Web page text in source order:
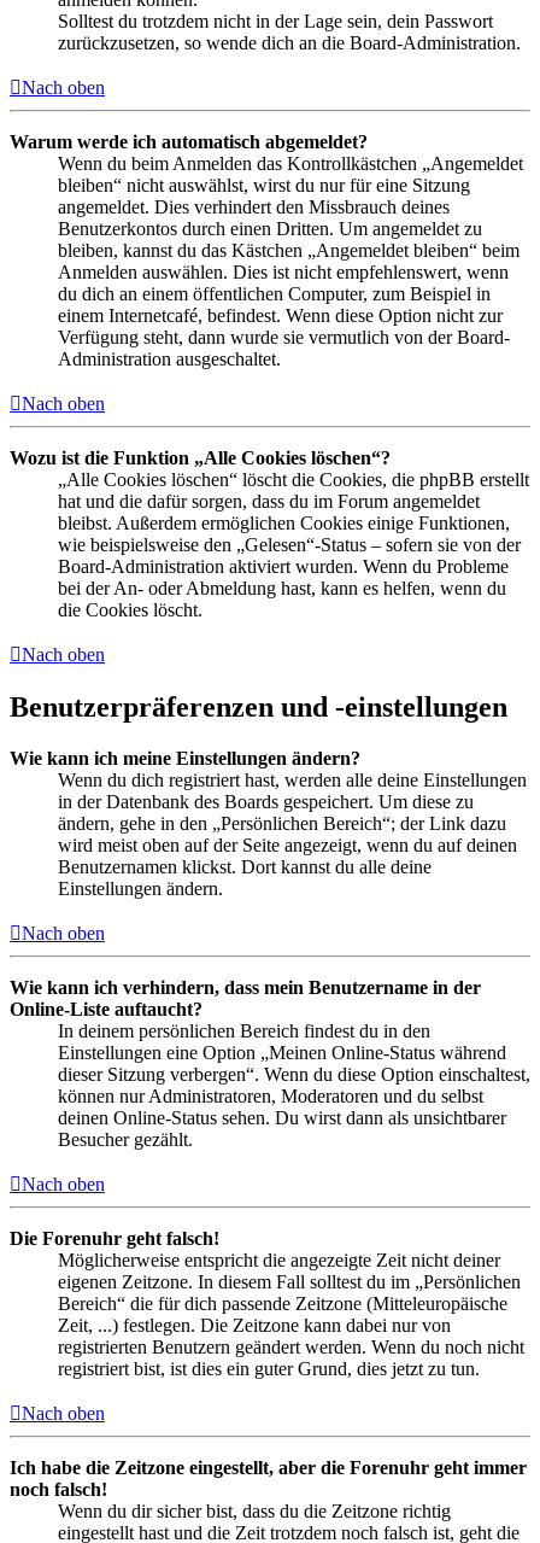
Solltest du trotzdem nicht in der Lage sein, dein Passwort
zurückzusetzen, so wende dich an die Board-Administration.
Nach oben
Warum werde ich automatisch abgemeldet?
Wenn du beim Anmelden das Kontrollkästchen „Angemeldet
bleiben“ nicht auswählst, wirst du nur für eine Sitzung
angemeldet. Dies verhindert den Missbrauch deines
Benutzerkontos durch einen Dritten. Um angemeldet zu
bleiben, kannst du das Kästchen „Angemeldet bleiben“ beim
Anmelden auswählen. Dies ist nicht empfehlenswert, wenn
du dich an einem öffentlichen Computer, zum Beispiel in
einem Internetcafé, befindest. Wenn diese Option nicht zur
Verfügung steht, dann wurde sie vermutlich von der Board-
Administration ausgeschaltet.
Nach oben
Wozu ist die Funktion „Alle Cookies löschen“?
„Alle Cookies löschen“ löscht die Cookies, die phpBB erstellt
hat und die dafür sorgen, dass du im Forum angemeldet
bleibst. Außerdem ermöglichen Cookies einige Funktionen,
wie beispielsweise den „Gelesen“-Status – sofern sie von der
Board-Administration aktiviert wurden. Wenn du Probleme
bei der An- oder Abmeldung hast, kann es helfen, wenn du
die Cookies löscht.
Nach oben
Benutzerpräferenzen und -einstellungen
Wie kann ich meine Einstellungen ändern?
Wenn du dich registriert hast, werden alle deine Einstellungen
in der Datenbank des Boards gespeichert. Um diese zu
ändern, gehe in den „Persönlichen Bereich“; der Link dazu
wird meist oben auf der Seite angezeigt, wenn du auf deinen
Benutzernamen klickst. Dort kannst du alle deine
Einstellungen ändern.
Nach oben
Wie kann ich verhindern, dass mein Benutzername in der
Online-Liste auftaucht?
In deinem persönlichen Bereich findest du in den
Einstellungen eine Option „Meinen Online-Status während
dieser Sitzung verbergen“. Wenn du diese Option einschaltest,
können nur Administratoren, Moderatoren und du selbst
deinen Online-Status sehen. Du wirst dann als unsichtbarer
Besucher gezählt.
Nach oben
Die Forenuhr geht falsch!
Möglicherweise entspricht die angezeigte Zeit nicht deiner
eigenen Zeitzone. In diesem Fall solltest du im „Persönlichen
Bereich“ die für dich passende Zeitzone (Mitteleuropäische
Zeit, ...) festlegen. Die Zeitzone kann dabei nur von
registrierten Benutzern geändert werden. Wenn du noch nicht
registriert bist, ist dies ein guter Grund, dies jetzt zu tun.
Nach oben
Ich habe die Zeitzone eingestellt, aber die Forenuhr geht immer
noch falsch!
Wenn du dir sicher bist, dass du die Zeitzone richtig
eingestellt hast und die Zeit trotzdem noch falsch ist, geht die